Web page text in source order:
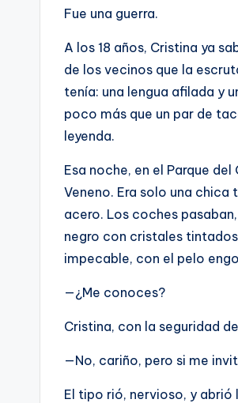
A
D
Fue una guerra.
A los 18 años, Cristina ya
de los vecinos que la
tenía: una lengua afilada y
poco más que un par de
leyenda.
Esa noche, en el Parque
Veneno. Era solo una
acero. Los coches
negro con cristales
impecable, con el pelo
—¿Me conoces?
Cristina, con la seguridad
—No, cariño, pero si me
El tipo rió, nervioso, y abrió